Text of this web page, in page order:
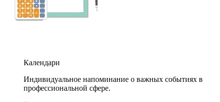
Календари
Индивидуальное напоминание о важных событиях в
профессиональной сфере.